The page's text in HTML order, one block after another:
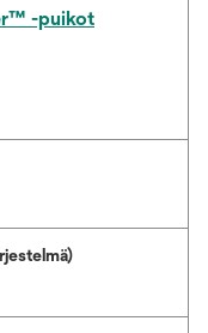
-puikot